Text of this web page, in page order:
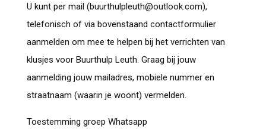
U kunt per mail (buurthulpleuth@outlook.com),
telefonisch of via bovenstaand contactformulier
aanmelden om mee te helpen bij het verrichten van
klusjes voor Buurthulp Leuth. Graag bij jouw
aanmelding jouw mailadres, mobiele nummer en
straatnaam (waarin je woont) vermelden.
Toestemming groep Whatsapp